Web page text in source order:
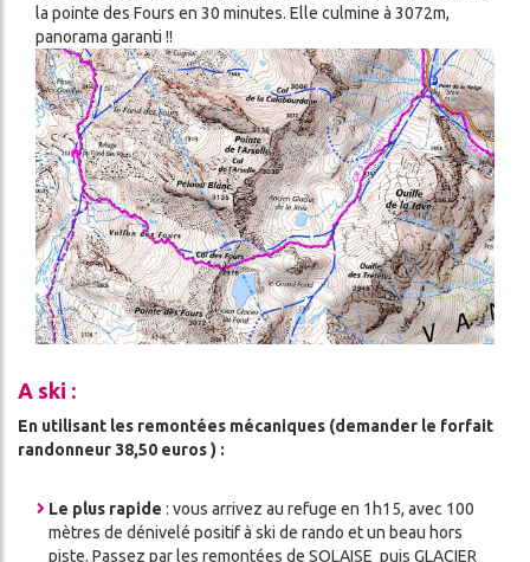
la pointe des Fours en 30 minutes. Elle culmine à 3072m,
panorama garanti !!
Image
A ski :
En utilisant les remontées mécaniques (demander le forfait
randonneur 38,50 euros ) :
Le plus rapide: vous arrivez au refuge en 1h15, avec 100
mètres de dénivelé positif à ski de rando et un beau hors
piste. Passez par les remontées de SOLAISE puis GLACIER